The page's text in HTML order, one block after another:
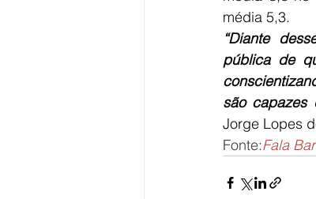
média 5,3.
“Diante
pública de
são capazes
Jorge Lopes
Fonte:Fala